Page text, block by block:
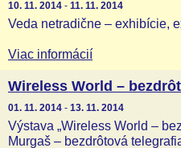
10. 11. 2014 - 11. 11. 2014
Veda netradične – exhibície,
Viac informácií
Wireless World –
01. 11. 2014 - 13. 11. 2014
Výstava „Wireless World –
Murgaš – bezdrôtová